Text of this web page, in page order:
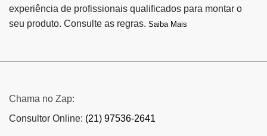
experiência de profissionais qualificados para montar o
seu produto. Consulte as regras. Saiba Mais
Chama no Zap:
Consultor Online: (21) 97536-2641